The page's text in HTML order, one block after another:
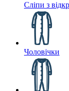
Сліпи з
Чоловічки